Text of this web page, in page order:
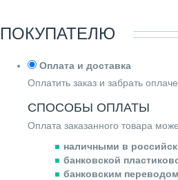
ПОКУПАТЕЛЮ
Оплата и доставка
Оплатить заказ и забрать
СПОСОБЫ ОПЛАТЫ
Оплата заказанного товара
наличными в
банковской
банковским переводом